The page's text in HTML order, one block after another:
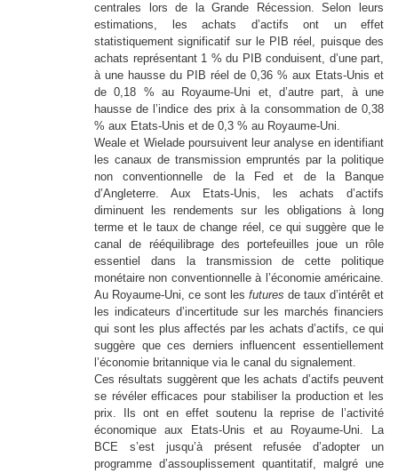
centrales lors de la Grande Récession. Selon leurs
estimations, les achats d’actifs ont un effet
statistiquement significatif sur le PIB réel, puisque des
achats représentant 1 % du PIB conduisent, d’une part,
à une hausse du PIB réel de 0,36 % aux Etats-Unis et
de 0,18 % au Royaume-Uni et, d’autre part, à une
hausse de l’indice des prix à la consommation de 0,38
% aux Etats-Unis et de 0,3 % au Royaume-Uni.
Weale et Wielade poursuivent leur analyse en identifiant
les canaux de transmission empruntés par la politique
non conventionnelle de la Fed et de la Banque
d’Angleterre. Aux Etats-Unis, les achats d’actifs
diminuent les rendements sur les obligations à long
terme et le taux de change réel, ce qui suggère que le
canal de rééquilibrage des portefeuilles joue un rôle
essentiel dans la transmission de cette politique
monétaire non conventionnelle à l’économie américaine.
Au Royaume-Uni, ce sont les futures de taux d’intérêt et
les indicateurs d’incertitude sur les marchés financiers
qui sont les plus affectés par les achats d’actifs, ce qui
suggère que ces derniers influencent essentiellement
l’économie britannique via le canal du signalement.
Ces résultats suggèrent que les achats d’actifs peuvent
se révéler efficaces pour stabiliser la production et les
prix. Ils ont en effet soutenu la reprise de l’activité
économique aux Etats-Unis et au Royaume-Uni. La
BCE s’est jusqu’à présent refusée d’adopter un
programme d’assouplissement quantitatif, malgré une